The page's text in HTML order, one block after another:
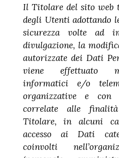
Il Titolare del sito web
degli Utenti adottando
sicurezza volte ad
divulgazione, la
autorizzate dei Dati
viene effettuato
informatici e/o
organizzative e con
correlate alle
Titolare, in alcuni
accesso ai Dati
coinvolti